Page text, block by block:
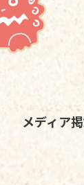
メディア